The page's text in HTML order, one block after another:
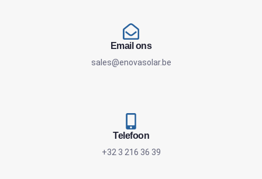
Email ons
sales@enovasolar.be
Telefoon
+32 3 216 36 39